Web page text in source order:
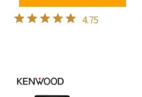
4.75